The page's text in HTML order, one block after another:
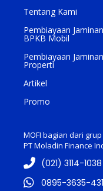
Tentang Kami
Pembiayaan Jaminan
BPKB Mobil
Pembiayaan Jaminan
Properti
Artikel
Promo
MOFI bagian dari grup
PT Moladin Finance
(021) 3114-1038
0895-3635-